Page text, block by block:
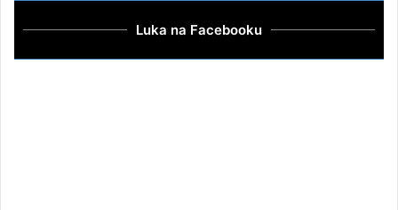
Luka na Facebooku